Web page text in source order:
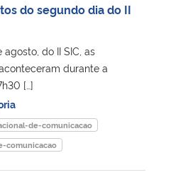
do segundo dia do II
do II SIC, as
durante a
[…]
de-comunicacao
comunicacao